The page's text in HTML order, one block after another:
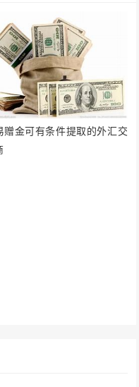
赠金可有条件提取的外汇交